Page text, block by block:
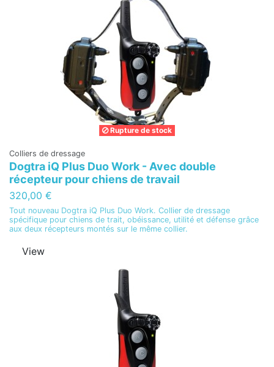
Rupture de stock
Colliers de dressage
Dogtra iQ Plus Duo Work - Avec double
récepteur pour chiens de travail
320,00 €
Tout nouveau Dogtra iQ Plus Duo Work. Collier de dressage
spécifique pour chiens de trait, obéissance, utilité et défense grâce
aux deux récepteurs montés sur le même collier.
View